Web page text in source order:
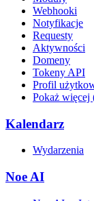
Webhooki
Notyfikacje
Requesty
Aktywności
Domeny
Tokeny API
Profil
Pokaż więcej
Kalendarz
Wydarzenia
Noe AI